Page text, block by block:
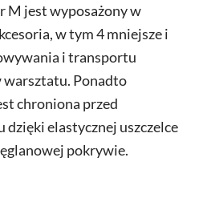
M jest wyposażony w
w tym 4 mniejsze i
i transportu
warsztatu. Ponadto
chroniona przed
elastycznej uszczelce
pokrywie.